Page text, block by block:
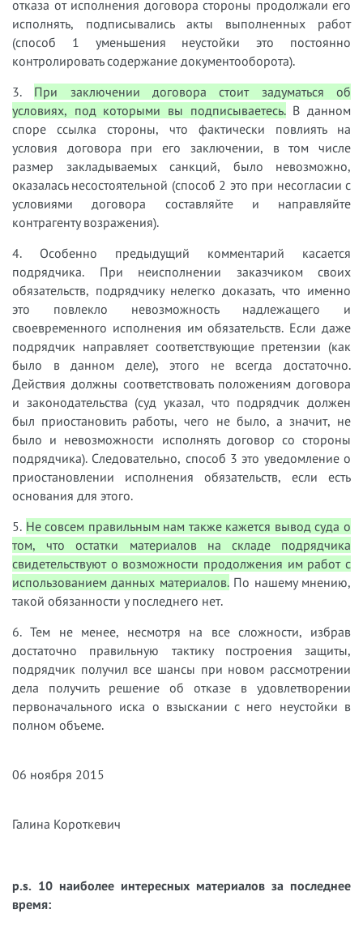
отказа от исполнения договора стороны продолжали его
исполнять, подписывались акты выполненных работ
(способ 1 уменьшения неустойки это постоянно
контролировать содержание документооборота).
3.​ При заключении договора стоит задуматься об
условиях, под которыми вы подписываетесь.В данном
споре ссылка стороны, что фактически повлиять на
условия договора при его заключении, в том числе
размер закладываемых санкций, было невозможно,
оказалась несостоятельной (способ 2 это при несогласии с
условиями договора составляйте и направляйте
контрагенту возражения).
4.​ Особенно предыдущий комментарий касается
подрядчика. При неисполнении заказчиком своих
обязательств, подрядчику нелегко доказать, что именно
это повлекло невозможность надлежащего и
своевременного исполнения им обязательств. Если даже
подрядчик направляет соответствующие претензии (как
было в данном деле), этого не всегда достаточно.
Действия должны соответствовать положениям договора
и законодательства (суд указал, что подрядчик должен
был приостановить работы, чего не было, а значит, не
было и невозможности исполнять договор со стороны
подрядчика). Следовательно, способ 3 это уведомление о
приостановлении исполнения обязательств, если есть
основания для этого.
5.​ Не совсем правильным нам также кажется вывод суда о
том, что остатки материалов на складе подрядчика
свидетельствуют о возможности продолжения им работ с
использованием данных материалов.По нашему мнению,
такой обязанности у последнего нет.
6.​Тем не менее, несмотря на все сложности, избрав
достаточно правильную тактику построения защиты,
подрядчик получил все шансы при новом рассмотрении
дела получить решение об отказе в удовлетворении
первоначального иска о взыскании с него неустойки в
полном объеме.
06 ноября 2015
Галина Короткевич
p.s. 10 наиболее интересных материалов за последнее
время: